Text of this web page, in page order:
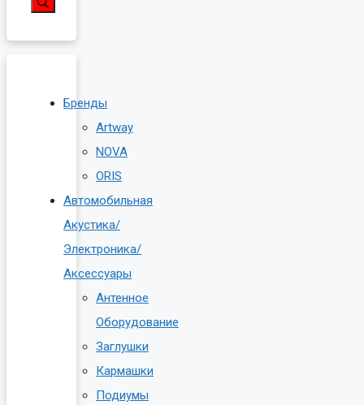
Бренды
Artway
NOVA
ORIS
Автомобильная
Акустика/
Электроника/
Аксессуары
Антенное
Оборудование
Заглушки
Кармашки
Подиумы